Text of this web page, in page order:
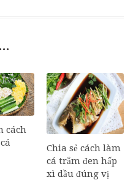
cách
Chia sẻ cách làm
cá trắm đen hấp
xì dầu đúng vị